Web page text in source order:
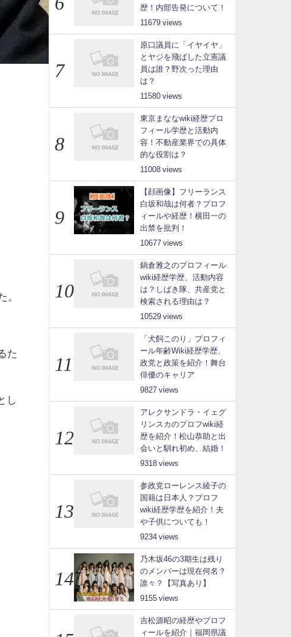
。
た
し
歴！内部告発について！
11679
原口議員に「イヤイヤ」
とヤジを飛ばした立憲議
員は誰？野次った理由
は？
11580
東京まななwiki経歴プロ
フィール学歴と活動内
容！不動産業界での具体
的な役割は？
11008
【顔画像】フリーランス
白坂和哉は何者？プロフ
ィールや経歴！横田一の
出禁を批判！
10677
鍋倉雅之のプロフィール
wiki経歴学歴、活動内容
は？しばき隊、共産党と
検索される理由は？
10529
「犬飼このり」プロフィ
ール年齢Wiki経歴学歴、
政党と政策を紹介！舞台
俳優のキャリア
9827
アレクサンドラ・イェグ
リンスカのプロフwiki経
歴を紹介！松山恭助と出
会いと馴れ初め、結婚！
9318
参政党ローレンス綾子の
国籍は日本人？プロフ
wiki経歴学歴を紹介！夫
や子供についても！
9234
乃木坂46の3期生は残り
のメンバーは現在何名？
誰々？【写真あり】
9155
吉松源昭の経歴やプロフ
ィールを紹介｜福岡県議